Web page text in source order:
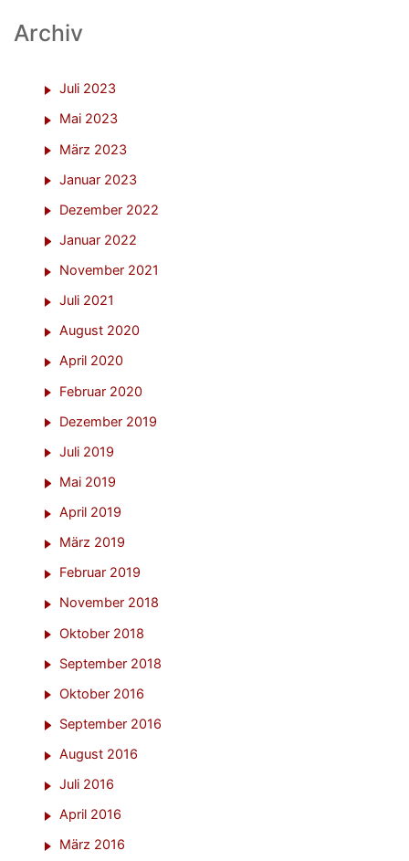
Archiv
Juli 2023
Mai 2023
März 2023
Januar 2023
Dezember 2022
Januar 2022
November 2021
Juli 2021
August 2020
April 2020
Februar 2020
Dezember 2019
Juli 2019
Mai 2019
April 2019
März 2019
Februar 2019
November 2018
Oktober 2018
September 2018
Oktober 2016
September 2016
August 2016
Juli 2016
April 2016
März 2016